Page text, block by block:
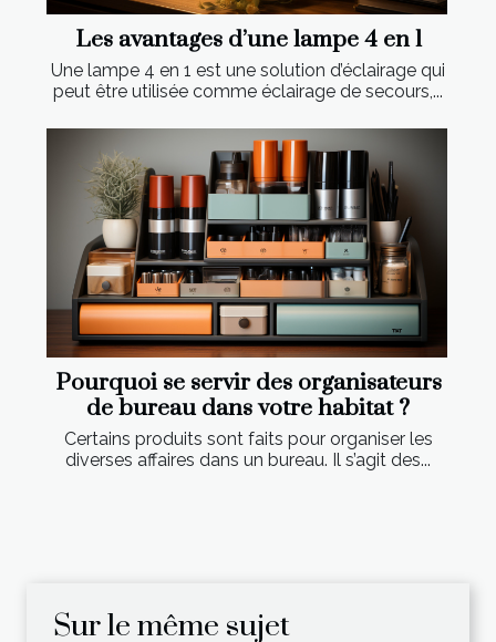
Les avantages d’une lampe 4 en 1
Une lampe 4 en 1 est une solution d’éclairage qui
peut être utilisée comme éclairage de secours,...
Pourquoi se servir des organisateurs
de bureau dans votre habitat ?
Certains produits sont faits pour organiser les
diverses affaires dans un bureau. Il s’agit des...
Sur le même sujet